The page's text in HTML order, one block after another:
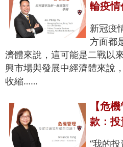
輪疫情
新冠疫
方面都
濟體來說，這可能是二戰以
興市場與發展中經濟體來說
收縮……
【危
款：投
“我的